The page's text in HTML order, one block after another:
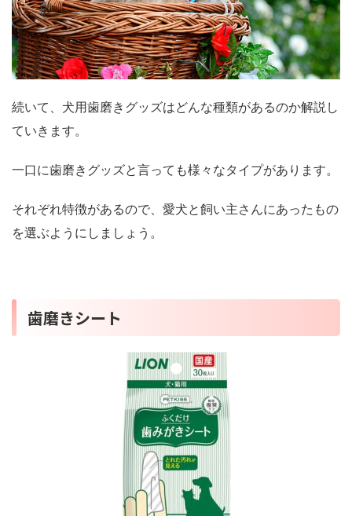
続いて、犬用歯磨きグッズはどんな種類があるのか解説し
ていきます。
一口に歯磨きグッズと言っても様々なタイプがあります。
それぞれ特徴があるので、愛犬と飼い主さんにあったもの
を選ぶようにしましょう。
歯磨きシート